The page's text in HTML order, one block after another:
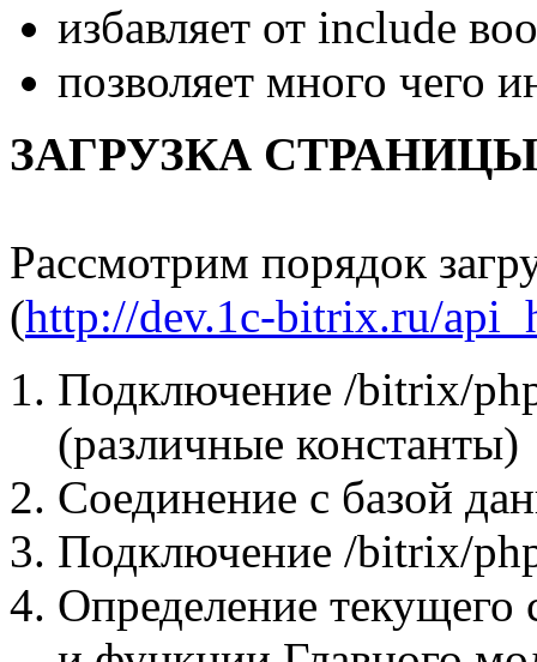
избавляет от include
позволяет много чего
ЗАГРУЗКА СТРАНИЦЫ
Рассмотрим порядок
(http://dev.1c-bitrix.ru/
Подключение /bitrix/
(различные константы)
Соединение с базой
Подключение /bitrix/
Определение текущего